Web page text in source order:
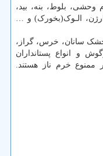
وحشی، بلوط، بنه، بید،
الـوک(بخورک) و …
سانان، خرس، گراز،
و انواع پستانداران
خرم ناز هستند.